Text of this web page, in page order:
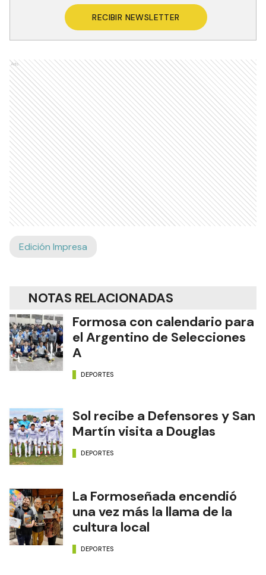
RECIBIR NEWSLETTER
Ads
Edición Impresa
NOTAS RELACIONADAS
Formosa con calendario para
el Argentino de Selecciones
A
DEPORTES
Sol recibe a Defensores y San
Martín visita a Douglas
DEPORTES
La Formoseñada encendió
una vez más la llama de la
cultura local
DEPORTES